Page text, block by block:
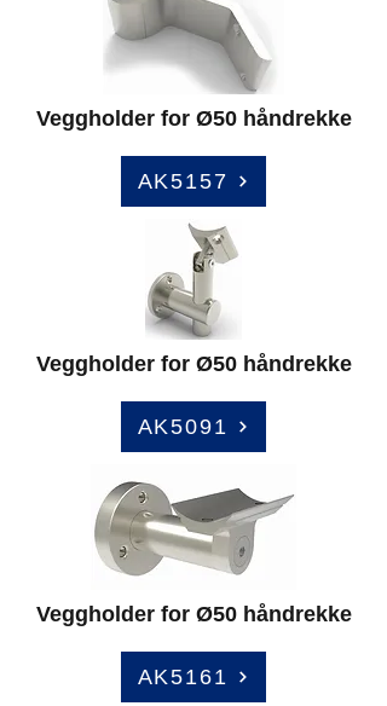
Veggholder for Ø50 håndrekke
AK5157
Veggholder for Ø50 håndrekke
AK5091
Veggholder for Ø50 håndrekke
AK5161